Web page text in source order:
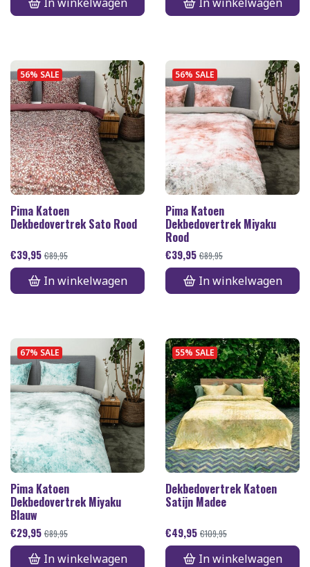
56% SALE
Pima Katoen
Dekbedovertrek Sato Rood
€39,95 €89,95
In winkelwagen
56% SALE
Pima Katoen
Dekbedovertrek Miyaku
Rood
€39,95 €89,95
In winkelwagen
67% SALE
Pima Katoen
Dekbedovertrek Miyaku
Blauw
€29,95 €89,95
In winkelwagen
55% SALE
Dekbedovertrek Katoen
Satijn Madee
€49,95 €109,95
In winkelwagen